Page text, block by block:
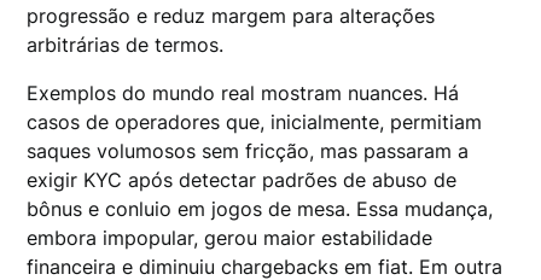
progressão e reduz margem para alterações
arbitrárias de termos.
Exemplos do mundo real mostram nuances. Há
casos de operadores que, inicialmente, permitiam
saques volumosos sem fricção, mas passaram a
exigir KYC após detectar padrões de abuso de
bônus e conluio em jogos de mesa. Essa mudança,
embora impopular, gerou maior estabilidade
financeira e diminuiu chargebacks em fiat. Em outra